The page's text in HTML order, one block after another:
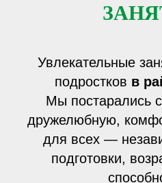
Увлекательные
подростков в
Мы постарались
дружелюбную,
для всех —
подготовки,